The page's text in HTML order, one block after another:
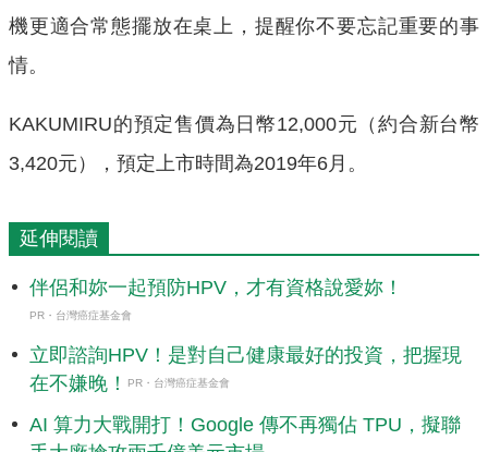
機更適合常態擺放在桌上，提醒你不要忘記重要的事
情。
KAKUMIRU的預定售價為日幣12,000元（約合新台幣
3,420元），預定上市時間為2019年6月。
延伸閱讀
伴侶和妳一起預防HPV，才有資格說愛妳！
PR・台灣癌症基金會
立即諮詢HPV！是對自己健康最好的投資，把握現
在不嫌晚！
PR・台灣癌症基金會
AI 算力大戰開打！Google 傳不再獨佔 TPU，擬聯